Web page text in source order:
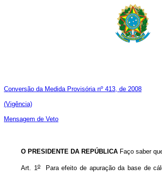
Conversão da Medida Provisória nº 413, de 2008
(Vigência)
Mensagem de Veto
O PRESIDENTE DA REPÚBLICA Faço saber
Art. 1o
Para efeito de apuração da base de